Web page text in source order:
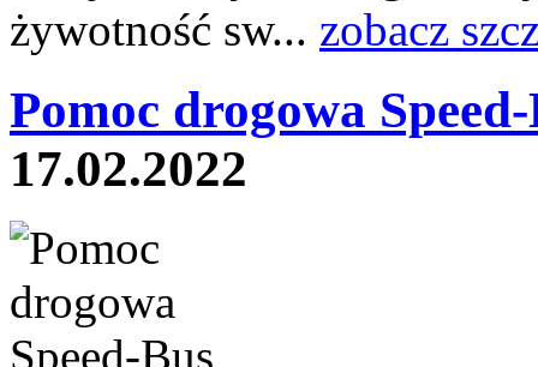
żywotność sw... zobacz
Pomoc drogowa
17.02.2022